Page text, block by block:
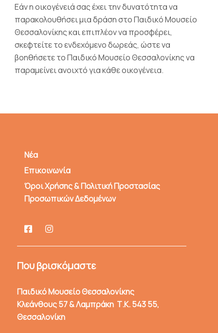
Εάν η οικογένειά σας έχει την δυνατότητα να
παρακολουθήσει μια δράση στο Παιδικό Μουσείο
Θεσσαλονίκης και επιπλέον να προσφέρει,
σκεφτείτε το ενδεχόμενο δωρεάς, ώστε να
βοηθήσετε το Παιδικό Μουσείο Θεσσαλονίκης να
παραμείνει ανοιχτό για κάθε οικογένεια.
Νέα
Επικοινωνία
Όροι Χρήσης & Πολιτική Προστασίας
Προσωπικών Δεδομένων
Που βρισκόμαστε
Παιδικό Μουσείο Θεσσαλονίκης
Κλεάνθους 57 & Λαμπράκη Τ.Κ. 543 55,
Θεσσαλονίκη